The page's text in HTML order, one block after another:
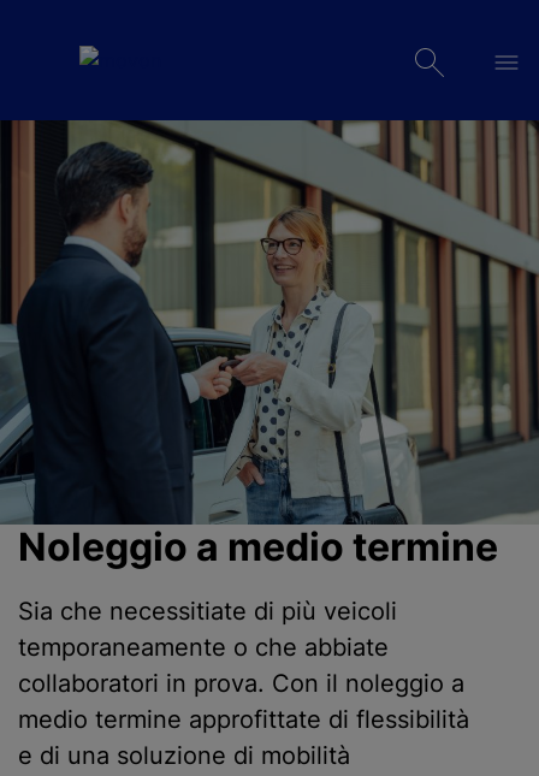
Noleggio a medio termine
Sia che necessitiate di più veicoli
temporaneamente o che abbiate
collaboratori in prova. Con il noleggio a
medio termine approfittate di flessibilità
e di una soluzione di mobilità